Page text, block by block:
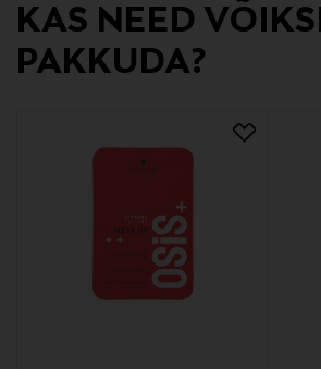
IdHAIR Finland Oy
Tootja aadress
Digitaalne aadress
Märksõnad
KAS NEED
PAKKUDA?